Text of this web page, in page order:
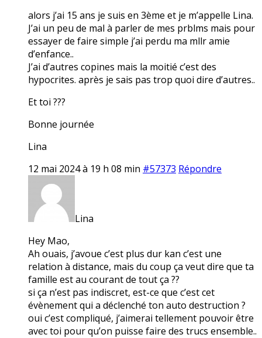
alors j’ai 15 ans je suis en 3ème et je m’appelle Lina.
J’ai un peu de mal à parler de mes prblms mais pour
essayer de faire simple j’ai perdu ma mllr amie
d’enfance..
J’ai d’autres copines mais la moitié c’est des
hypocrites. après je sais pas trop quoi dire d’autres..
Et toi ???
Bonne journée
Lina
12 mai 2024 à 19 h 08 min #57373 Répondre
Lina
Hey Mao,
Ah ouais, j’avoue c’est plus dur kan c’est une
relation à distance, mais du coup ça veut dire que ta
famille est au courant de tout ça ??
si ça n’est pas indiscret, est-ce que c’est cet
évènement qui a déclenché ton auto destruction ?
oui c’est compliqué, j’aimerai tellement pouvoir être
avec toi pour qu’on puisse faire des trucs ensemble..